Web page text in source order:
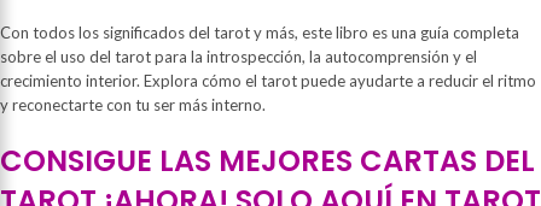
Con todos los significados del tarot y más, este libro es una guía completa
sobre el uso del tarot para la introspección, la autocomprensión y el
crecimiento interior. Explora cómo el tarot puede ayudarte a reducir el ritmo
y reconectarte con tu ser más interno.
CONSIGUE LAS MEJORES CARTAS DEL